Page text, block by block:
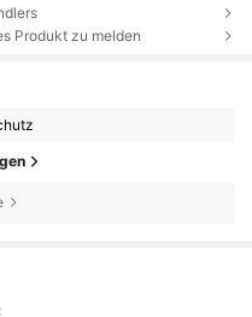
Produkt zu melden